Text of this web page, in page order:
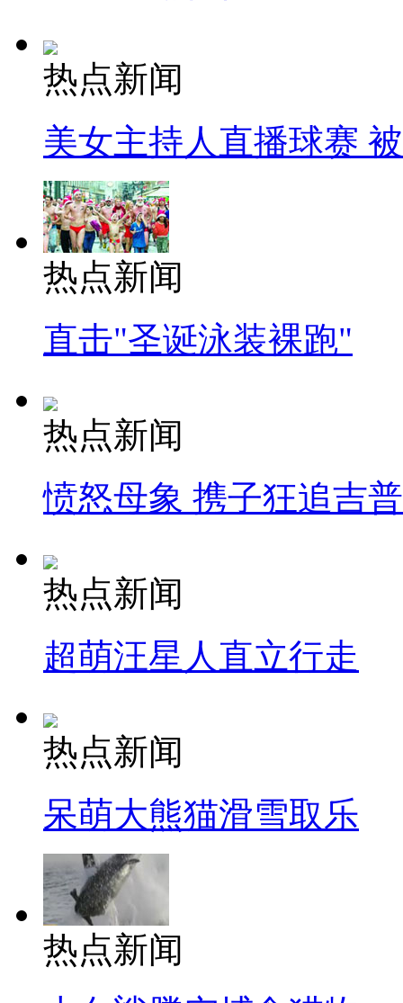
热点新闻
美女主持人直播球赛
热点新闻
直击"圣诞泳装裸跑"
热点新闻
愤怒母象 携子狂追吉
热点新闻
超萌汪星人直立行走
热点新闻
呆萌大熊猫滑雪取乐
热点新闻